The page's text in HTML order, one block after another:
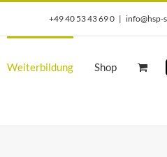
+49 40 53 43 69 0 | info@hsp-
Weiterbildung Shop